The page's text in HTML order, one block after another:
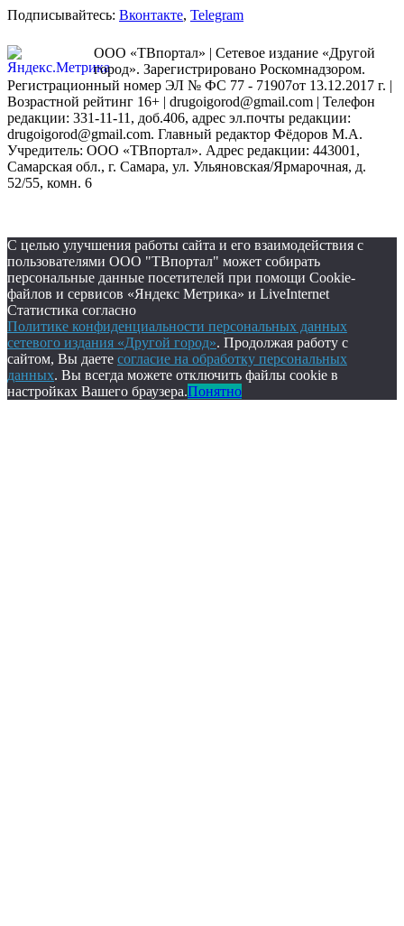
Подписывайтесь: Вконтакте, Telegram
ООО «ТВпортал» | Сетевое издание «Другой
город». Зарегистрировано Роскомнадзором.
Регистрационный номер ЭЛ № ФС 77 - 71907от 13.12.2017 г. |
Возрастной рейтинг 16+ | drugoigorod@gmail.com | Телефон
редакции: 331-11-11, доб.406, адрес эл.почты редакции:
drugoigorod@gmail.com. Главный редактор Фёдоров М.А.
Учредитель: ООО «ТВпортал». Адрес редакции: 443001,
Самарская обл., г. Самара, ул. Ульяновская/Ярмарочная, д.
52/55, комн. 6
С целью улучшения работы сайта и его взаимодействия с
пользователями ООО "ТВпортал" может собирать
персональные данные посетителей при помощи Cookie-
файлов и сервисов «Яндекс Метрика» и LiveInternet
Статистика согласно
Политике конфиденциальности персональных данных
сетевого издания «Другой город». Продолжая работу с
сайтом, Вы даете согласие на обработку персональных
данных. Вы всегда можете отключить файлы cookie в
настройках Вашего браузера.Понятно